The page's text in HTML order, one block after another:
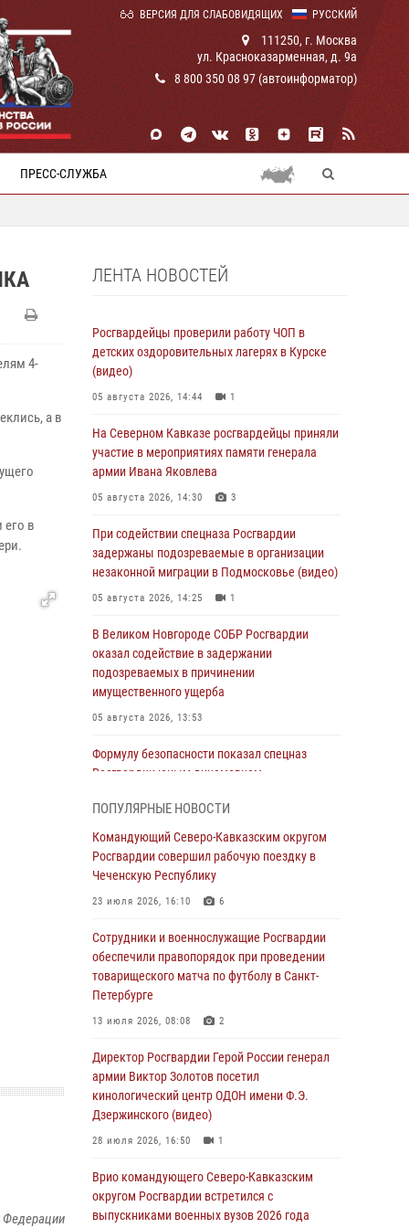
РУССКИЙ
ВЕРСИЯ ДЛЯ СЛАБОВИДЯЩИХ
111250, г. Москва
ул. Красноказарменная, д. 9а
8 800 350 08 97 (автоинформатор)
ПРЕСС-СЛУЖБА
4-
а в
его в
Федерации
ЛЕНТА НОВОСТЕЙ
Росгвардейцы проверили работу ЧОП в
детских оздоровительных лагерях в Курске
(видео)
05 августа 2026, 14:44 1
На Северном Кавказе росгвардейцы приняли
участие в мероприятиях памяти генерала
армии Ивана Яковлева
05 августа 2026, 14:30 3
При содействии спецназа Росгвардии
задержаны подозреваемые в организации
незаконной миграции в Подмосковье (видео)
05 августа 2026, 14:25 1
В Великом Новгороде СОБР Росгвардии
оказал содействие в задержании
подозреваемых в причинении
имущественного ущерба
05 августа 2026, 13:53
Формулу безопасности показал спецназ
Росгвардии юным динамовцам
В столице росгвардейцы задержали мужчину,
устроившего дебош в букмекерской конторе
В Удмуртии при силовой поддержке спецназа
Росгвардии задержаны подозреваемые в
мошенничестве под видом оказания
оздоровительных услуг (видео)
В Москве дети сотрудников и
военнослужащих Росгвардии посетили
мастер-класс по художественной гимнастике
05 августа 2026, 13:00
Офицеры Росгвардии и ветераны войск
правопорядка почтили память генерала
армии Ивана Кирилловича Яковлева
ПОПУЛЯРНЫЕ НОВОСТИ
Командующий Северо-Кавказским округом
Росгвардии совершил рабочую поездку в
Чеченскую Республику
23 июля 2026, 16:10 6
Сотрудники и военнослужащие Росгвардии
обеспечили правопорядок при проведении
товарищеского матча по футболу в Санкт-
Петербурге
13 июля 2026, 08:08 2
Директор Росгвардии Герой России генерал
армии Виктор Золотов посетил
кинологический центр ОДОН имени Ф.Э.
Дзержинского (видео)
28 июля 2026, 16:50 1
Врио командующего Северо-Кавказским
округом Росгвардии встретился с
выпускниками военных вузов 2026 года